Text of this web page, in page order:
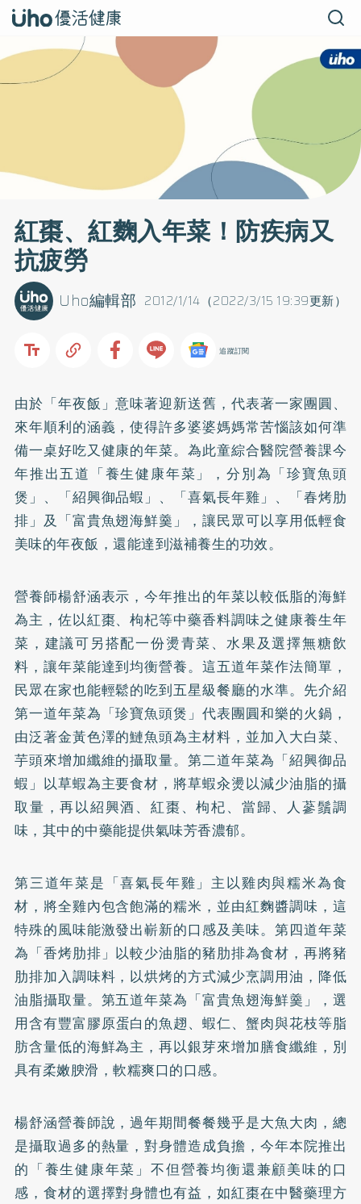
紅棗、紅麴入年菜！防疾病又
抗疲勞
2012/1/14（2022/3/15 19:39更新）
Uho編輯部
追蹤訂閱
由於「年夜飯」意味著迎新送舊，代表著一家團圓、
來年順利的涵義，使得許多婆婆媽媽常苦惱該如何準
備一桌好吃又健康的年菜。為此童綜合醫院營養課今
年推出五道「養生健康年菜」，分別為「珍寶魚頭
煲」、「紹興御品蝦」、「喜氣長年雞」、「春烤肋
排」及「富貴魚翅海鮮羹」，讓民眾可以享用低輕食
美味的年夜飯，還能達到滋補養生的功效。
營養師楊舒涵表示，今年推出的年菜以較低脂的海鮮
為主，佐以紅棗、枸杞等中藥香料調味之健康養生年
菜，建議可另搭配一份燙青菜、水果及選擇無糖飲
料，讓年菜能達到均衡營養。這五道年菜作法簡單，
民眾在家也能輕鬆的吃到五星級餐廳的水準。先介紹
第一道年菜為「珍寶魚頭煲」代表團圓和樂的火鍋，
由泛著金黃色澤的鰱魚頭為主材料，並加入大白菜、
芋頭來增加纖維的攝取量。第二道年菜為「紹興御品
蝦」以草蝦為主要食材，將草蝦汆燙以減少油脂的攝
取量，再以紹興酒、紅棗、枸杞、當歸、 人蔘鬚調
味，其中的中藥能提供氣味芳香濃郁。
第三道年菜是「喜氣長年雞」主以雞肉與糯米為食
材，將全雞內包含飽滿的糯米，並由紅麴醬調味，這
特殊的風味能激發出嶄新的口感及美味。第四道年菜
為「香烤肋排」以較少油脂的豬肋排為食材，再將豬
肋排加入調味料，以烘烤的方式減少烹調用油，降低
油脂攝取量。第五道年菜為「富貴魚翅海鮮羹」，選
用含有豐富膠原蛋白的魚趐、蝦仁、蟹肉與花枝等脂
肪含量低的海鮮為主，再以銀芽來增加膳食纖維 ，別
具有柔嫩腴滑，軟糯爽口的口感。
楊舒涵營養師說，過年期間餐餐幾乎是大魚大肉，總
是攝取過多的熱量，對身體造成負擔，今年本院推出
的「養生健康年菜」不但營養均衡還兼顧美味的口
感，食材的選擇對身體也有益，如紅棗在中醫藥理方